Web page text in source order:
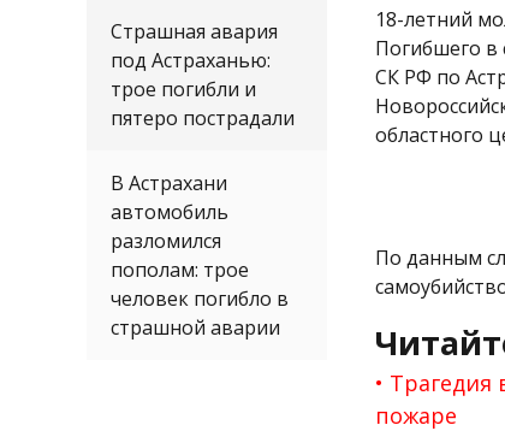
Страшная авария
под Астраханью:
трое погибли и
пятеро пострадали
В Астрахани
автомобиль
разломился
пополам: трое
человек погибло в
страшной аварии
18-летний
Погибшего в
СК РФ по
областного
По данным
Трагедия
пожаре